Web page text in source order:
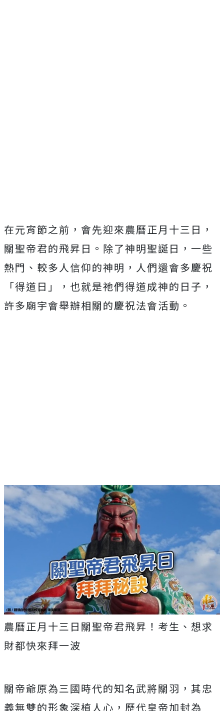
在元宵節之前，會先迎來農曆正月十三日，
關聖帝君的飛昇日。除了神明聖誕日，一些
熱門、較多人信仰的神明，人們還會多慶祝
「得道日」，也就是祂們得道成神的日子，
許多廟宇會舉辦相關的慶祝法會活動。
農曆正月十三日關聖帝君飛昇！考生、想求
財都快來拜一波
關帝爺原為三國時代的知名武將關羽，其忠
義無雙的形象深植人心，歷代皇帝加封為